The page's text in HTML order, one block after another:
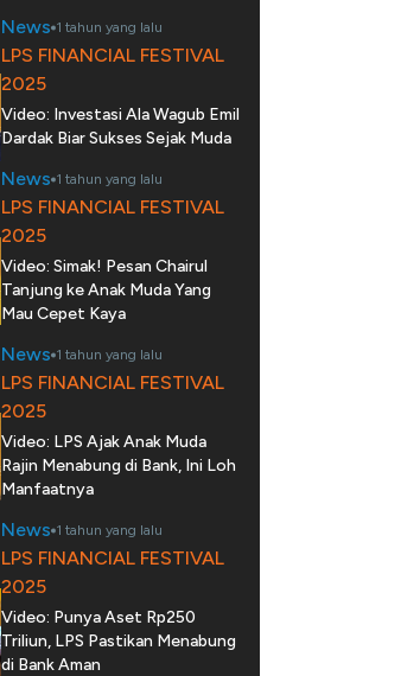
News 1 tahun yang lalu
LPS FINANCIAL FESTIVAL
2025
Video: Investasi Ala Wagub Emil
Dardak Biar Sukses Sejak Muda
News 1 tahun yang lalu
LPS FINANCIAL FESTIVAL
2025
Video: Simak! Pesan Chairul
Tanjung ke Anak Muda Yang
Mau Cepet Kaya
News 1 tahun yang lalu
LPS FINANCIAL FESTIVAL
2025
Video: LPS Ajak Anak Muda
Rajin Menabung di Bank, Ini Loh
Manfaatnya
News 1 tahun yang lalu
LPS FINANCIAL FESTIVAL
2025
Video: Punya Aset Rp250
Triliun, LPS Pastikan Menabung
di Bank Aman